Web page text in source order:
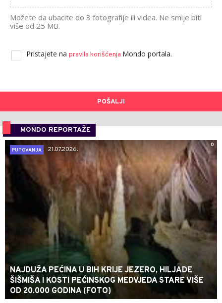
Možete da ubacite do 3 fotografije ili videa. Ne smije biti
više od 25 MB.
Pristajete na pravila korišćenja Mondo portala.
POŠALJI
MONDO REPORTAŽE
0
PUTOVANJA
21.07.2026.
NAJDUŽA PEĆINA U BIH KRIJE JEZERO, HILJADE
ŠIŠMIŠA I KOSTI PEĆINSKOG MEDVJEDA STARE VIŠE
OD 20.000 GODINA (FOTO)